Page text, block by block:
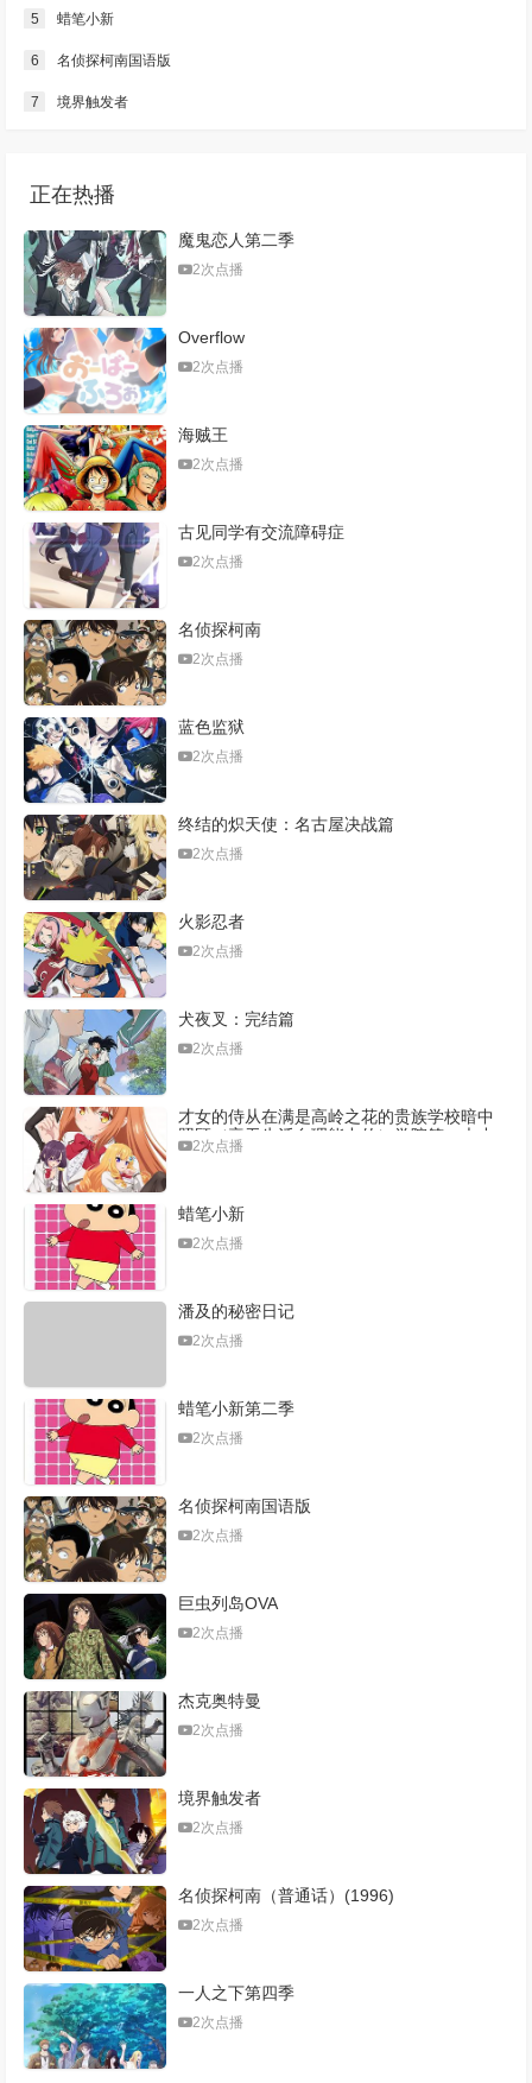
5 蜡笔小新
6 名侦探柯南国语版
7 境界触发者
正在热播
魔鬼恋人第二季
2次点播
Overflow
2次点播
海贼王
2次点播
古见同学有交流障碍症
2次点播
名侦探柯南
2次点播
蓝色监狱
2次点播
终结的炽天使：名古屋决战篇
2次点播
火影忍者
2次点播
犬夜叉：完结篇
2次点播
才女的侍从在满是高岭之花的贵族学校暗中
照顾（毫无生活自理能力的）学院第一大小
姐2次点播
蜡笔小新
2次点播
潘及的秘密日记
2次点播
蜡笔小新第二季
2次点播
名侦探柯南国语版
2次点播
巨虫列岛OVA
2次点播
杰克奥特曼
2次点播
境界触发者
2次点播
名侦探柯南（普通话）(1996)
2次点播
一人之下第四季
2次点播